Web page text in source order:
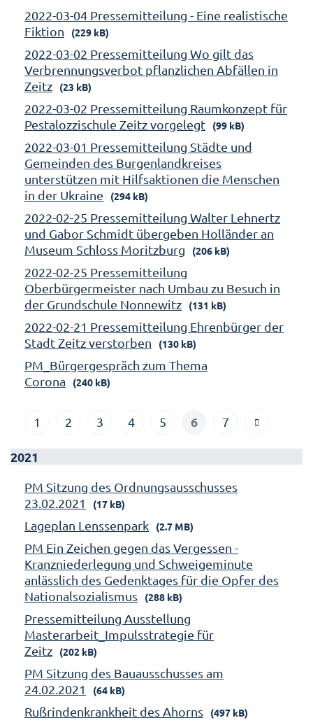
2022-03-04 Pressemitteilung - Eine realistische
Fiktion
(229 kB)
2022-03-02 Pressemitteilung Wo gilt das
Verbrennungsverbot pflanzlichen Abfällen in
Zeitz
(23 kB)
2022-03-02 Pressemitteilung Raumkonzept für
Pestalozzischule Zeitz vorgelegt
(99 kB)
2022-03-01 Pressemitteilung Städte und
Gemeinden des Burgenlandkreises
unterstützen mit Hilfsaktionen die Menschen
in der Ukraine
(294 kB)
2022-02-25 Pressemitteilung Walter Lehnertz
und Gabor Schmidt übergeben Holländer an
Museum Schloss Moritzburg
(206 kB)
2022-02-25 Pressemitteilung
Oberbürgermeister nach Umbau zu Besuch in
der Grundschule Nonnewitz
(131 kB)
2022-02-21 Pressemitteilung Ehrenbürger der
Stadt Zeitz verstorben
(130 kB)
PM_Bürgergespräch zum Thema
Corona
(240 kB)
1 2 3 4 5 6 7
2021
PM Sitzung des Ordnungsausschusses
23.02.2021
(17 kB)
Lageplan Lenssenpark (2.7 MB)
PM Ein Zeichen gegen das Vergessen -
Kranzniederlegung und Schweigeminute
anlässlich des Gedenktages für die Opfer des
Nationalsozialismus
(288 kB)
Pressemitteilung Ausstellung
Masterarbeit_Impulsstrategie für
Zeitz
(202 kB)
PM Sitzung des Bauausschusses am
24.02.2021
(64 kB)
Rußrindenkrankheit des Ahorns (497 kB)